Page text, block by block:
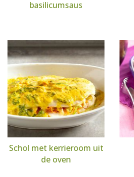
basilicumsaus
Schol met kerrieroom uit
de oven